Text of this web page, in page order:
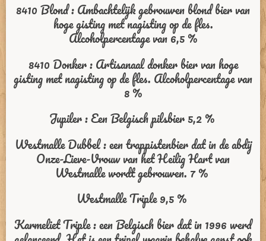
8410 Blond : Ambachtelijk gebrouwen blond bier van
hoge gisting met nagisting op de fles.
Alcoholpercentage van 6,5 %
8410 Donker : Artisanaal donker bier van hoge
gisting met nagisting op de fles. Alcoholpercentage van
8 %
Jupiler : Een Belgisch pilsbier 5,2 %
Westmalle Dubbel : een trappistenbier dat in de abdij
Onze-Lieve-Vrouw van het Heilig Hart van
Westmalle wordt gebrouwen. 7 %
Westmalle Triple 9,5 %
Karmeliet Triple : een Belgisch bier dat in 1996 werd